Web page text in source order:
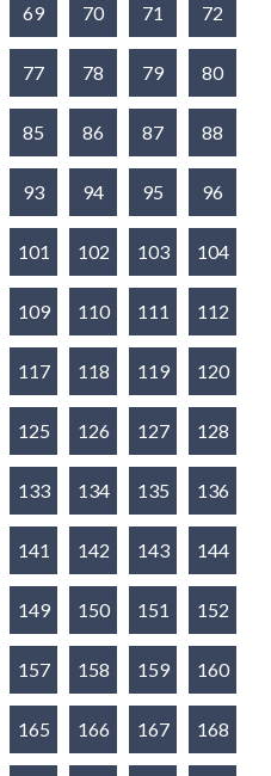
69 70 71 72
77 78 79 80
85 86 87 88
93 94 95 96
101 102 103 104
109 110 111 112
117 118 119 120
125 126 127 128
133 134 135 136
141 142 143 144
149 150 151 152
157 158 159 160
165 166 167 168